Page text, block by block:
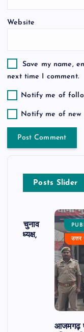
Website
Save my name,
next time I comment.
Notify me of
Notify me of new
Posts Slider
का चुनाव
बने अध्यक्ष,
आजमगढ़